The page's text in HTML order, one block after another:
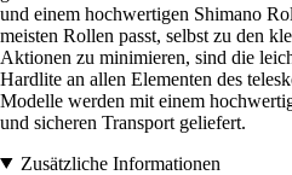
und einem hochwertigen Shimano
meisten Rollen passt, selbst zu den
Aktionen zu minimieren, sind die
Hardlite an allen Elementen des
Modelle werden mit einem
und sicheren Transport geliefert.
Zusätzliche Informationen